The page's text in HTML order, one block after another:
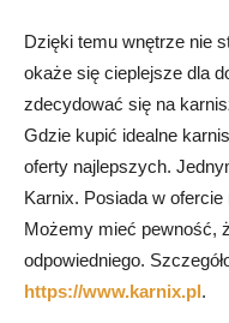
Dzięki temu wnętrze nie
okaże się cieplejsze dla
zdecydować się na
Gdzie kupić idealne
oferty najlepszych.
Karnix. Posiada w
Możemy mieć pewność,
odpowiedniego.
https://www.karnix.pl.